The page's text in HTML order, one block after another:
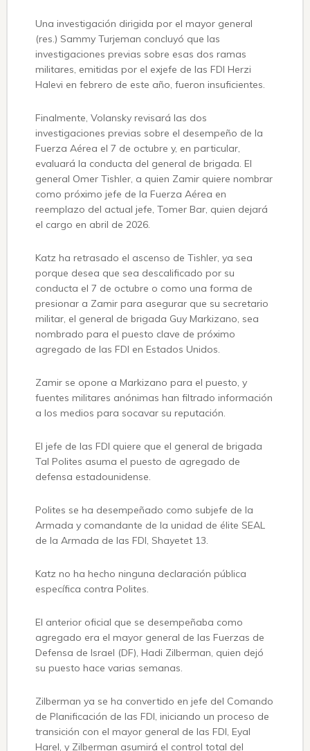
Una investigación dirigida por el mayor general
(res.) Sammy Turjeman concluyó que las
investigaciones previas sobre esas dos ramas
militares, emitidas por el exjefe de las FDI Herzi
Halevi en febrero de este año, fueron insuficientes.
Finalmente, Volansky revisará las dos
investigaciones previas sobre el desempeño de la
Fuerza Aérea el 7 de octubre y, en particular,
evaluará la conducta del general de brigada. El
general Omer Tishler, a quien Zamir quiere nombrar
como próximo jefe de la Fuerza Aérea en
reemplazo del actual jefe, Tomer Bar, quien dejará
el cargo en abril de 2026.
Katz ha retrasado el ascenso de Tishler, ya sea
porque desea que sea descalificado por su
conducta el 7 de octubre o como una forma de
presionar a Zamir para asegurar que su secretario
militar, el general de brigada Guy Markizano, sea
nombrado para el puesto clave de próximo
agregado de las FDI en Estados Unidos.
Zamir se opone a Markizano para el puesto, y
fuentes militares anónimas han filtrado información
a los medios para socavar su reputación.
El jefe de las FDI quiere que el general de brigada
Tal Polites asuma el puesto de agregado de
defensa estadounidense.
Polites se ha desempeñado como subjefe de la
Armada y comandante de la unidad de élite SEAL
de la Armada de las FDI, Shayetet 13.
Katz no ha hecho ninguna declaración pública
específica contra Polites.
El anterior oficial que se desempeñaba como
agregado era el mayor general de las Fuerzas de
Defensa de Israel (DF), Hadi Zilberman, quien dejó
su puesto hace varias semanas.
Zilberman ya se ha convertido en jefe del Comando
de Planificación de las FDI, iniciando un proceso de
transición con el mayor general de las FDI, Eyal
Harel, y Zilberman asumirá el control total del